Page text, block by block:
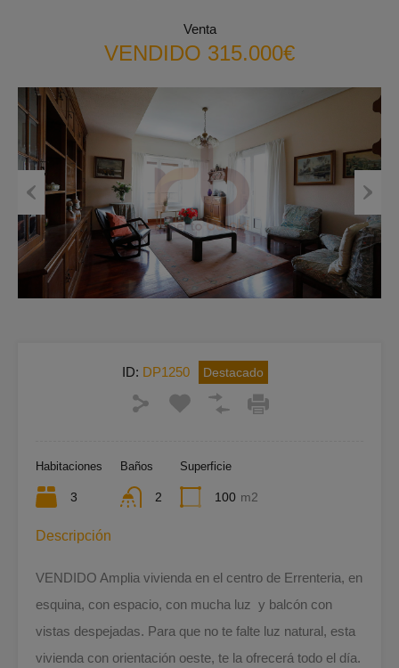
Venta
VENDIDO 315.000€
Previous Next
ID: DP1250 Destacado
Habitaciones
3
Baños
2
Superficie
100 m2
Descripción
VENDIDO Amplia vivienda en el centro de Errenteria, en
esquina, con espacio, con mucha luz y balcón con
vistas despejadas. Para que no te falte luz natural, esta
vivienda con orientación oeste, te la ofrecerá todo el día.